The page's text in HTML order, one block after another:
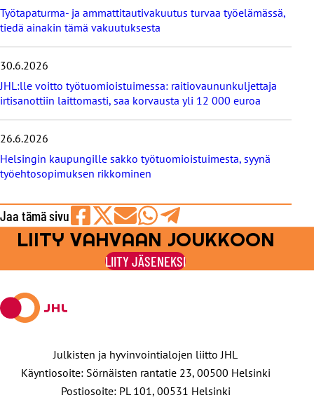
e
t
Työtapaturma- ja ammattitautivakuutus turvaa työelämässä,
tiedä ainakin tämä vakuutuksesta
30.6.2026
JHL:lle voitto työtuomioistuimessa: raitiovaununkuljettaja
irtisanottiin laittomasti, saa korvausta yli 12 000 euroa
26.6.2026
Helsingin kaupungille sakko työtuomioistuimesta, syynä
työehtosopimuksen rikkominen
Jaa tämä sivu
Jaa
Facebookissa
Jaa
viestipalvelu
X:ssä
Jaa
sähköpostilla
Jaa
WhatsAppilla
Jaa
Telegramilla
LIITY VAHVAAN JOUKKOON
LIITY JÄSENEKSI
Julkisten ja hyvinvointialojen liitto JHL
Käyntiosoite: Sörnäisten rantatie 23, 00500 Helsinki
Postiosoite: PL 101, 00531 Helsinki